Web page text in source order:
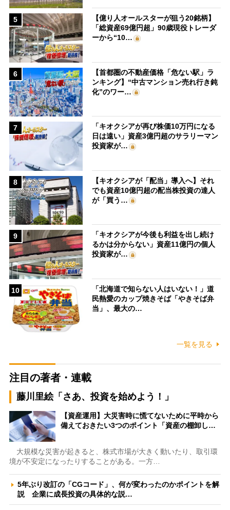
5
【億り人オールスターが狙う20銘柄】
「総資産69億円超」90歳現役トレーダ
ーから“10…
6
【首都圏の不動産価格「危ない駅」ラ
ンキング】“中古マンション売れ行き鈍
化”のワー…
7
「キオクシアが再び株価10万円になる
日は遠い」資産3億円超のサラリーマン
投資家が…
8
【キオクシアが「配当」導入へ】それ
でも資産10億円超の配当株投資の達人
が「買う…
9
「キオクシアが今後も利益を出し続け
るかは分からない」資産11億円の個人
投資家が…
10
「北海道で知らない人はいない！」道
民熱愛のカップ焼きそば「やきそば弁
当」、最大の…
一覧を見る
注目の著者・連載
藤川里絵「さあ、投資を始めよう！」
【資産運用】大災害時に慌てないために平時から
備えておきたい3つのポイント「資産の棚卸し…
大規模な災害が起きると、株式市場が大きく動いたり、取引環
境が不安定になったりすることがある。一方…
5年ぶり改訂の「CGコード」、何が変わったのかポイントを解
説 企業に成長投資の具体的な説…